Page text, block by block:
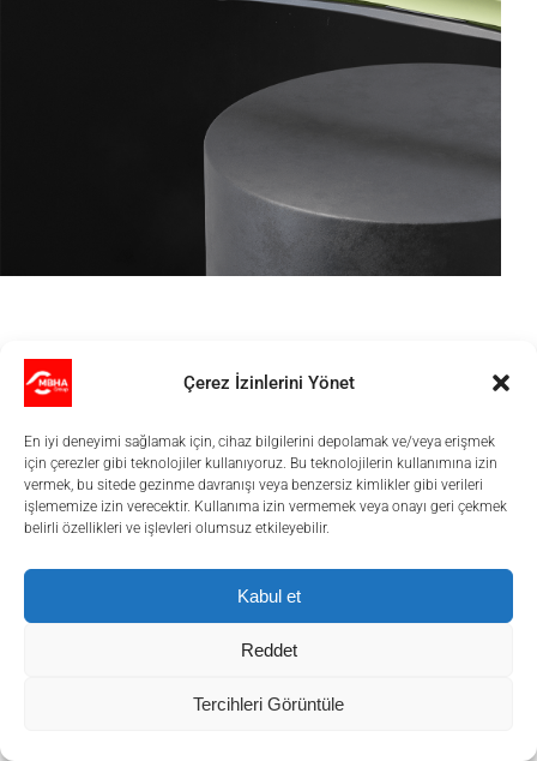
Çerez İzinlerini Yönet
En iyi deneyimi sağlamak için, cihaz bilgilerini depolamak ve/veya erişmek
için çerezler gibi teknolojiler kullanıyoruz. Bu teknolojilerin kullanımına izin
vermek, bu sitede gezinme davranışı veya benzersiz kimlikler gibi verileri
işlememize izin verecektir. Kullanıma izin vermemek veya onayı geri çekmek
belirli özellikleri ve işlevleri olumsuz etkileyebilir.
Kabul et
Reddet
Tercihleri Görüntüle
Hibrit Tandem Yaprak
Yay
Tandem arka yaprak yaylar çelik bir ana
kattan ve cam elyaf takviyeli polimer
(GFRP)'den üretilmiş ikinci bir kattan
Azaltılan Toplam Ağırlık